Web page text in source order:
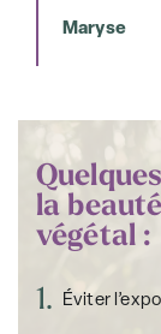
Maryse
la
végétal :
1. Éviter